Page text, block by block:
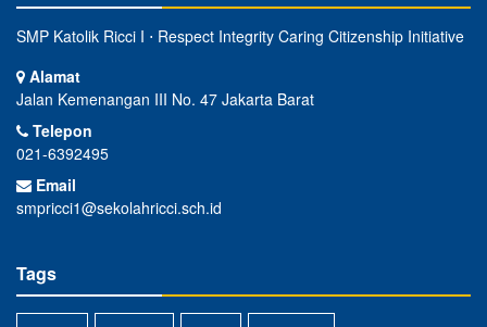
SMP Katolik Ricci I ⋅ Respect Integrity Caring Citizenship Initiative
Alamat
Jalan Kemenangan III No. 47 Jakarta Barat
Telepon
021-6392495
Email
smpricci1@sekolahricci.sch.id
Tags